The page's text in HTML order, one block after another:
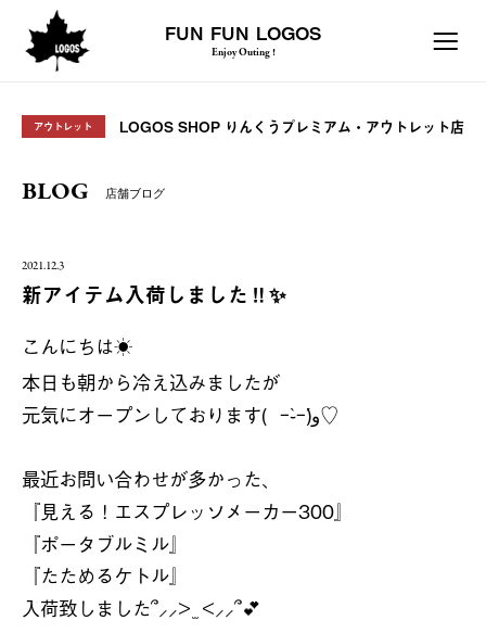
FUN FUN LOGOS
Enjoy Outing !
アウトレット LOGOS SHOP りんくうプレミアム・アウトレット店
BLOG 店舗ブログ
2021.12.3
新アイテム入荷しました‼︎✨
こんにちは☀️
本日も朝から冷え込みましたが
元気にオープンしております( ｰ̀֊ｰ́)و♡
最近お問い合わせが多かった、
『見える！エスプレッソメーカー300』
『ポータブルミル』
『たためるケトル』
入荷致しました՞⸝⸝> <⸝⸝՞💕